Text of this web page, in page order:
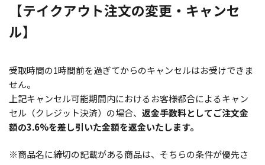
【テイクアウト注文の変更・キャンセ
ル】
受取時間の1時間前を過ぎてからのキャンセルはお受けできま
せん。
上記キャンセル可能期間内におけるお客様都合によるキャン
セル（クレジット決済）の場合、 返金手数料としてご注文金
額の3.6%を差し引いた金額を返金いたします。
※商品名に締切の記載がある商品は、そちらの条件が優先さ